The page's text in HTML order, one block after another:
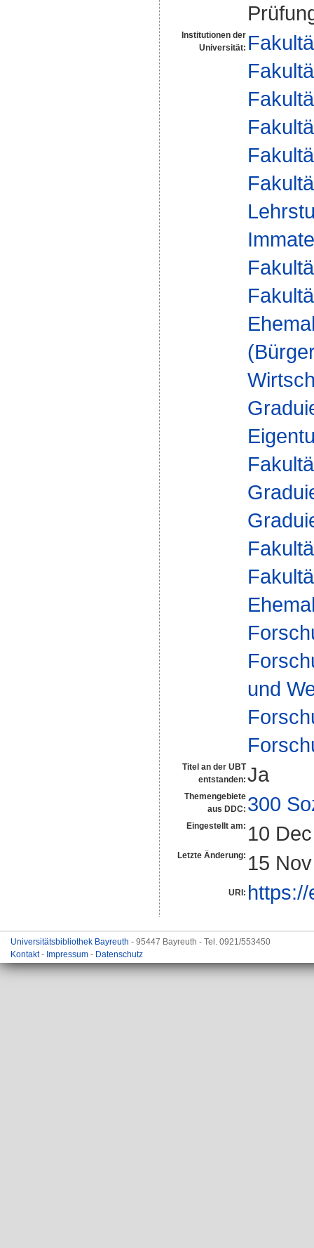
Institutionen der
Universität:
und
Titel an der UBT
entstanden: Ja
Themengebiete
aus DDC: 300
Eingestellt am: 10
Letzte Änderung: 15
URI:
Universitätsbibliothek Bayreuth - 95447 Bayreuth - Tel. 0921/553450
Kontakt- Impressum - Datenschutz